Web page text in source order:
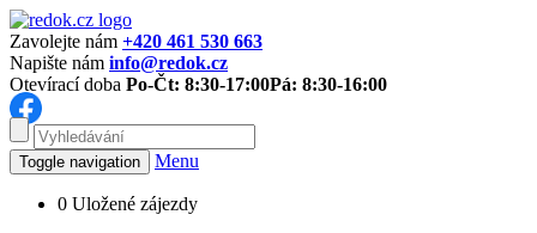
Zavolejte nám +420 461 530 663
Napište nám info@redok.cz
Otevírací doba Po-Čt: 8:30-17:00Pá: 8:30-16:00
Toggle navigation Menu
0 Uložené zájezdy